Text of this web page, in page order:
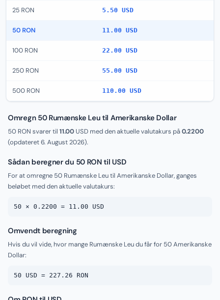
25 RON 5.50 USD
50 RON 11.00 USD
100 RON 22.00 USD
250 RON 55.00 USD
500 RON 110.00 USD
Omregn 50 Rumænske Leu til Amerikanske Dollar
50 RON svarer til 11.00 USD med den aktuelle valutakurs på0.2200
(opdateret6. August 2026).
Sådan beregner du 50 RON til USD
For at omregne 50 Rumænske Leu til Amerikanske Dollar, ganges
beløbet med den aktuelle valutakurs:
50 × 0.2200 = 11.00 USD
Omvendt beregning
Hvis du vil vide, hvor mange Rumænske Leu du får for 50 Amerikanske
Dollar:
50 USD = 227.26 RON